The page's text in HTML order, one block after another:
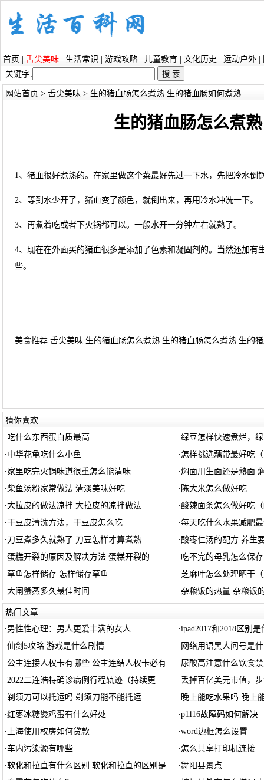
首页 舌尖美味 生活常识 游戏攻略 儿童教育 文化历史 运动户外
关键字:
网站首页 > 舌尖美味> 生的猪血肠怎么煮熟 生的猪血肠如何煮熟
生的猪血肠怎么煮
1、猪血很好煮熟的。在家里做这个菜最好先过一下水，先把冷水倒
2、等到水少开了，猪血变了颜色，就倒出来，再用冷水冲洗一下。
3、再煮着吃或者下火锅都可以。一般水开一分钟左右就熟了。
4、现在在外面买的猪血很多是添加了色素和凝固剂的。当然还加
些。
美食推荐 舌尖美味 生的猪血肠怎么煮熟 生的猪血肠怎么煮熟 生的
猜你喜欢
· 吃什么东西蛋白质最高 ·绿豆怎样快速煮烂，
· 中华花龟吃什么小鱼 · 怎样挑选藕带最好吃
· 家里吃完火锅味道很重怎么能清味 ·焖面用生面还是熟面
·柴鱼汤粉家常做法 清淡美味好吃 · 陈大米怎么做好吃
·大拉皮的做法凉拌 大拉皮的凉拌做法 ·酸辣面条怎么做好吃
·干豆皮清洗方法，干豆皮怎么吃 ·每天吃什么水果减肥
· 刀豆煮多久就熟了 刀豆怎样才算煮熟 ·酸枣仁汤的配方 养生
·蛋糕开裂的原因及解决方法 蛋糕开裂的 · 吃不完的母乳怎么保
·草鱼怎样储存 怎样储存草鱼 ·芝麻叶怎么处理晒干
·大闸蟹蒸多久最佳时间 ·杂粮饭的热量 杂粮饭
热门文章
· 男性性心理：男人更爱丰满的女人 ·ipad2017和2018区别是
·仙剑5攻略 游戏是什么剧情 · 网络用语黑人问号是
· 公主连接人权卡有哪些 公主连结人权卡必有 · 尿酸高注意什么饮食
·2022二连浩特确诊病例行程轨迹（持续更 ·丢掉百亿美元市值，
· 剃须刀可以托运吗 剃须刀能不能托运 · 晚上能吃水果吗 晚上
·红枣冰糖煲鸡蛋有什么好处 ·p1116故障码如何解决
· 上海使用权房如何贷款 ·word边框怎么设置
·车内污染源有哪些 · 怎么共享打印机连接
·软化和拉直有什么区别 软化和拉直的区别是 ·舞阳县景点